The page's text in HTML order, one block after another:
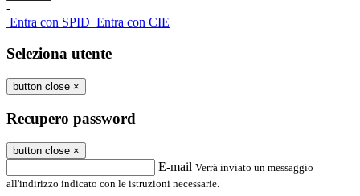
-
Entra con SPID Entra con CIE
Seleziona utente
button close ×
Recupero password
button close ×
E-mail Verrà inviato un messaggio
all'indirizzo indicato con le istruzioni necessarie.